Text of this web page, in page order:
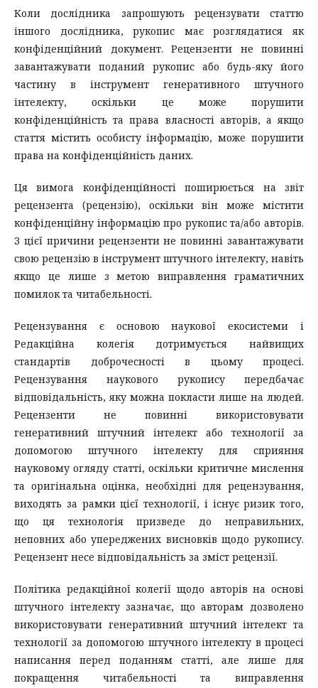
Коли дослідника запрошують рецензувати статтю
іншого дослідника, рукопис має розглядатися як
конфіденційний документ. Рецензенти не повинні
завантажувати поданий рукопис або будь-яку його
частину в інструмент генеративного штучного
інтелекту, оскільки це може порушити
конфіденційність та права власності авторів, а якщо
стаття містить особисту інформацію, може порушити
права на конфіденційність даних.
Ця вимога конфіденційності поширюється на звіт
рецензента (рецензію), оскільки він може містити
конфіденційну інформацію про рукопис та/або авторів.
З цієї причини рецензенти не повинні завантажувати
свою рецензію в інструмент штучного інтелекту, навіть
якщо це лише з метою виправлення граматичних
помилок та читабельності.
Рецензування є основою наукової екосистеми і
Редакційна колегія дотримується найвищих
стандартів доброчесності в цьому процесі.
Рецензування наукового рукопису передбачає
відповідальність, яку можна покласти лише на людей.
Рецензенти не повинні використовувати
генеративний штучний інтелект або технології за
допомогою штучного інтелекту для сприяння
науковому огляду статті, оскільки критичне мислення
та оригінальна оцінка, необхідні для рецензування,
виходять за рамки цієї технології, і існує ризик того,
що ця технологія призведе до неправильних,
неповних або упереджених висновків щодо рукопису.
Рецензент несе відповідальність за зміст рецензії.
Політика редакційної колегії щодо авторів на основі
штучного інтелекту зазначає, що авторам дозволено
використовувати генеративний штучний інтелект та
технології за допомогою штучного інтелекту в процесі
написання перед поданням статті, але лише для
покращення читабельності та виправлення